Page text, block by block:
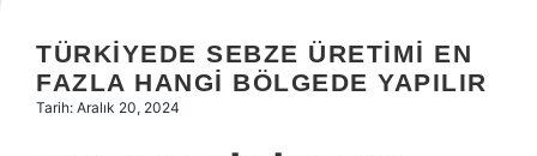
Hakkımızda
TÜRKIYEDE SEBZE ÜRETIMI EN
FAZLA HANGI BÖLGEDE YAPILIR
Tarih: Aralık 20, 2024